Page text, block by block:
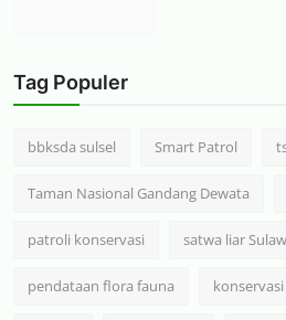
Tag Populer
bbksda sulsel Smart Patrol
Taman Nasional Gandang Dewata
patroli konservasi satwa liar
pendataan flora fauna